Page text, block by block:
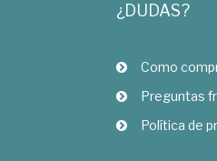
¿DUDAS?
Como
Preguntas
Política de